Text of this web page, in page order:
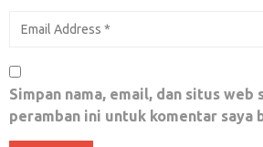
Sejak Era SBY dan Sahamnya
Sandiaga Uno, Lelucuan Soal
Benar-benar Terasa KOCAK!
Simpan nama, email, dan situs web
peramban ini untuk komentar saya